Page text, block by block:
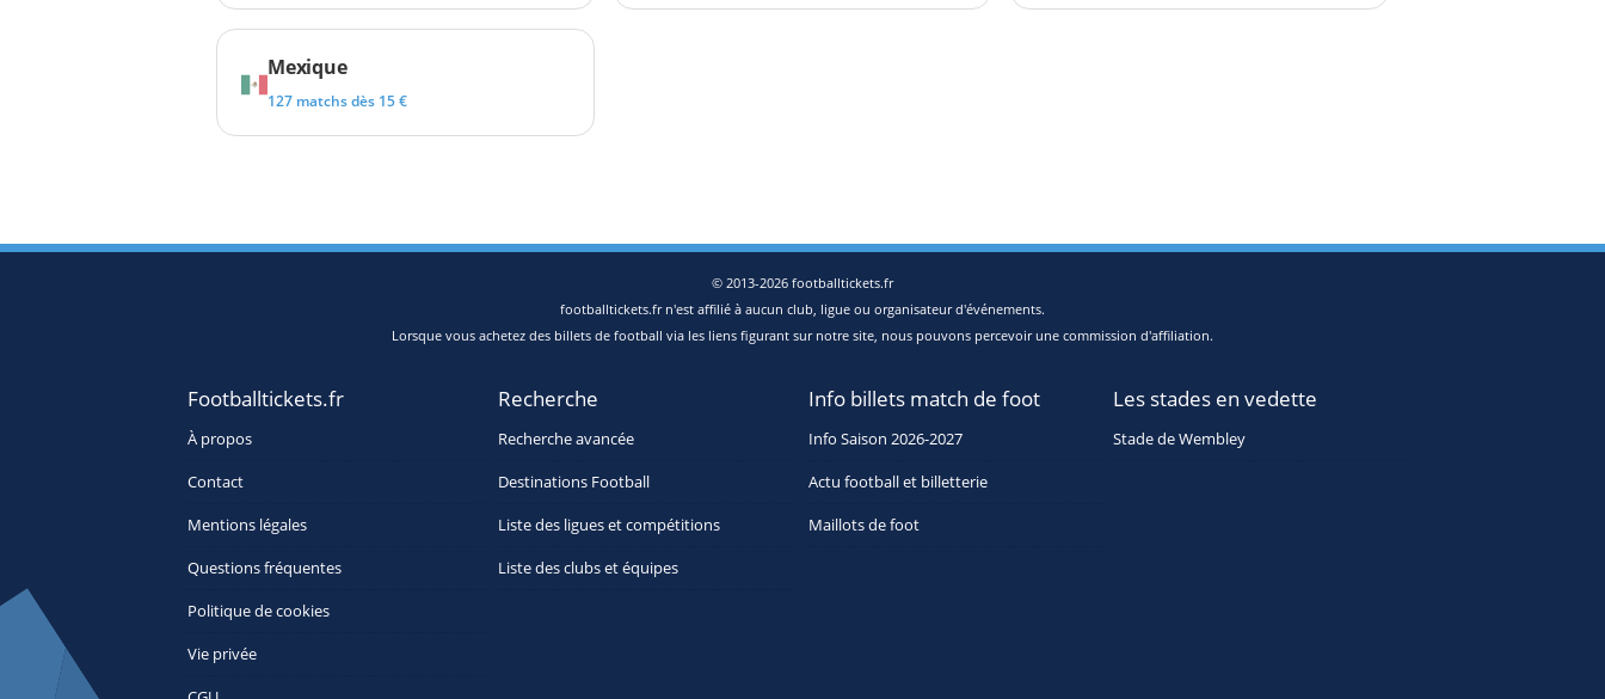
Mexique
127 matchs dès 15 €
© 2013-2026 footballtickets.fr
footballtickets.fr n'est affilié à aucun club, ligue ou organisateur d'événements.
Lorsque vous achetez des billets de football via les liens figurant sur notre site, nous pouvons percevoir une commission d'affiliation.
Footballtickets.fr
À propos
Contact
Mentions légales
Questions fréquentes
Politique de cookies
Vie privée
Recherche
Recherche avancée
Destinations Football
Liste des ligues et compétitions
Liste des clubs et équipes
Info billets match de foot
Info Saison 2026-2027
Actu football et billetterie
Maillots de foot
Les stades en vedette
Stade de Wembley